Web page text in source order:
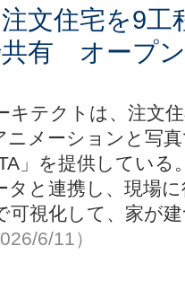
文住宅を9工
有 オープ
キテクトは、注文
ニメーションと写
」を提供している
タと連携し、現場
可視化して、家が
6/11）